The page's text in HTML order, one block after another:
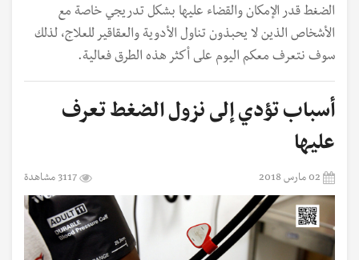
الضغط قدر الإمكان والقضاء عليها بشكل تدريجي خاصة مع
الأشخاص الذين لا يحبذون تناول الأدوية والعقاقير للعلاج، لذلك
سوف نتعرف معكم اليوم على أكثر هذه الطرق فعالية.
أسباب تؤدي إلى نزول الضغط تعرف
عليها
02 مارس 2018 3117 مشاهدة